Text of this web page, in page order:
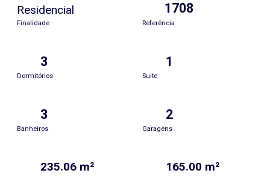
Residencial
Finalidade
1708
Referência
3
Dormitórios
1
Suite
3
Banheiros
2
Garagens
235.06 m² 165.00 m²